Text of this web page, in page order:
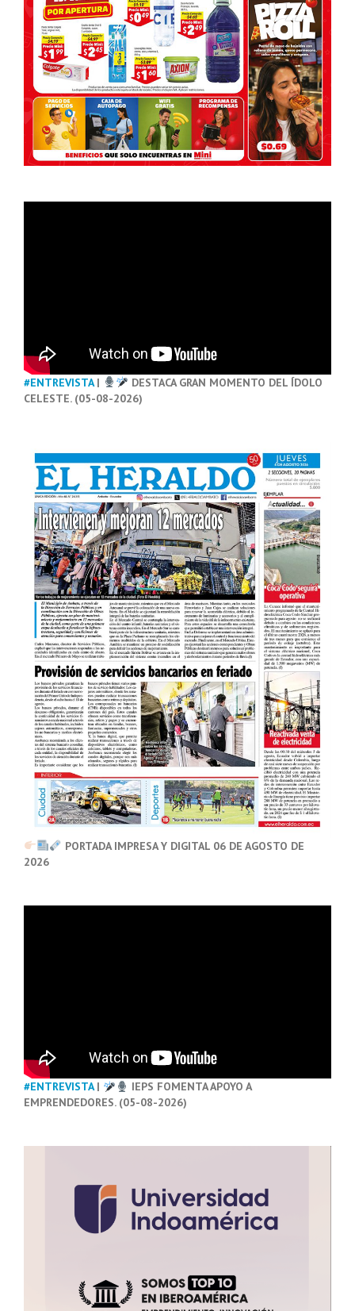
#ENTREVISTA|
DESTACA GRAN MOMENTO DEL ÍDOLO
CELESTE. (05-08-2026)
PORTADA IMPRESA Y DIGITAL 06 DE AGOSTO DE
2026
#ENTREVISTA|
IEPS FOMENTA APOYO A
EMPRENDEDORES. (05-08-2026)